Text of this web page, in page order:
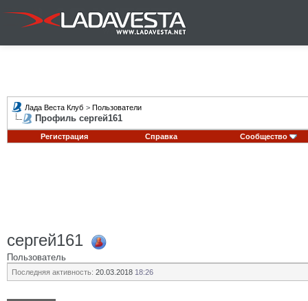
Лада Веста Клуб > Пользователи
Профиль сергей161
Регистрация Справка Сообщество
сергей161
Пользователь
Последняя активность: 20.03.2018 18:26